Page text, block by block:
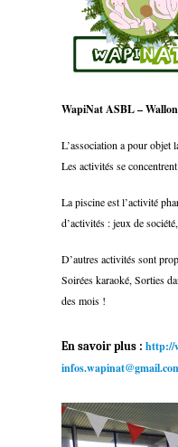
WapiNat ASBL –
L’association a pour objet
Les activités se
La piscine est l’activité
d’activités : jeux de
D’autres activités sont
Soirées karaoké, Sorties
des mois !
En savoir plus : http://